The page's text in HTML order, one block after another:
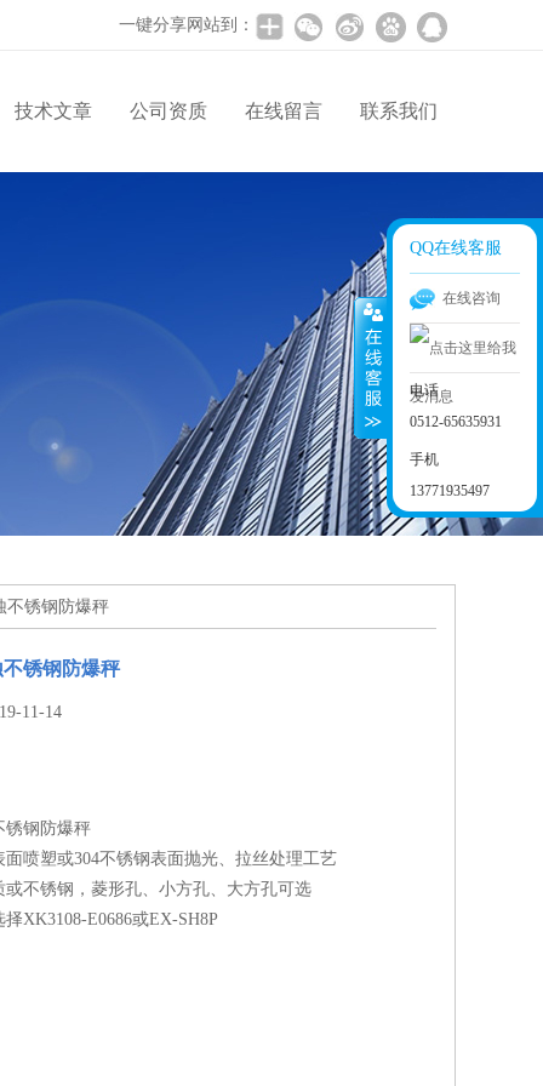
一键分享网站到：
技术文章 公司资质 在线留言 联系我们
不锈钢防爆秤
锈钢防爆秤
11-14
锈钢防爆秤
面喷塑或304不锈钢表面抛光、拉丝处理工艺
或不锈钢，菱形孔、小方孔、大方孔可选
XK3108-E0686或EX-SH8P
QQ在线客服
在线咨询
电话
0512-65635931
手机
13771935497